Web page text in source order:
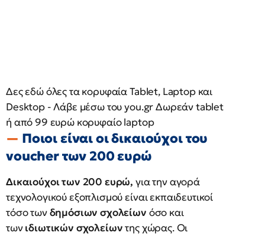
Δες εδώ όλες τα κορυφαία Tablet, Laptop και
Desktop - Λάβε μέσω του you.gr Δωρεάν tablet
ή από 99 ευρώ κορυφαίο laptop
Ποιοι είναι οι δικαιούχοι του
voucher των 200 ευρώ
Δικαιούχοι των 200 ευρώ, για την αγορά
τεχνολογικού εξοπλισμού είναι εκπαιδευτικοί
τόσο τωνδημόσιων σχολείων όσο και
τωνιδιωτικών σχολείωντης χώρας. Οι